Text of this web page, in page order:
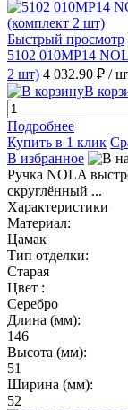
Быстрый просмотр
5102 010MP14
2 шт) 4 032.90 ₽ /
В
Подробнее
Купить в 1 клик
В избранное
Ручка NOLA
скруглённый ...
Характеристики
Материал:
Цамак
Тип отделки:
Старая
Цвет :
Серебро
Длина (мм):
146
Высота (мм):
51
Ширина (мм):
52